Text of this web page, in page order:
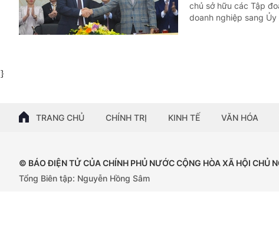
chủ sở hữu các Tập
doanh nghiệp sang
}
TRANG CHỦ CHÍNH TRỊ KINH TẾ VĂN HÓA
© BÁO ĐIỆN TỬ CỦA CHÍNH PHỦ NƯỚC CỘNG HÒA XÃ HỘI CHỦ
Tổng Biên tập: Nguyễn Hồng Sâm